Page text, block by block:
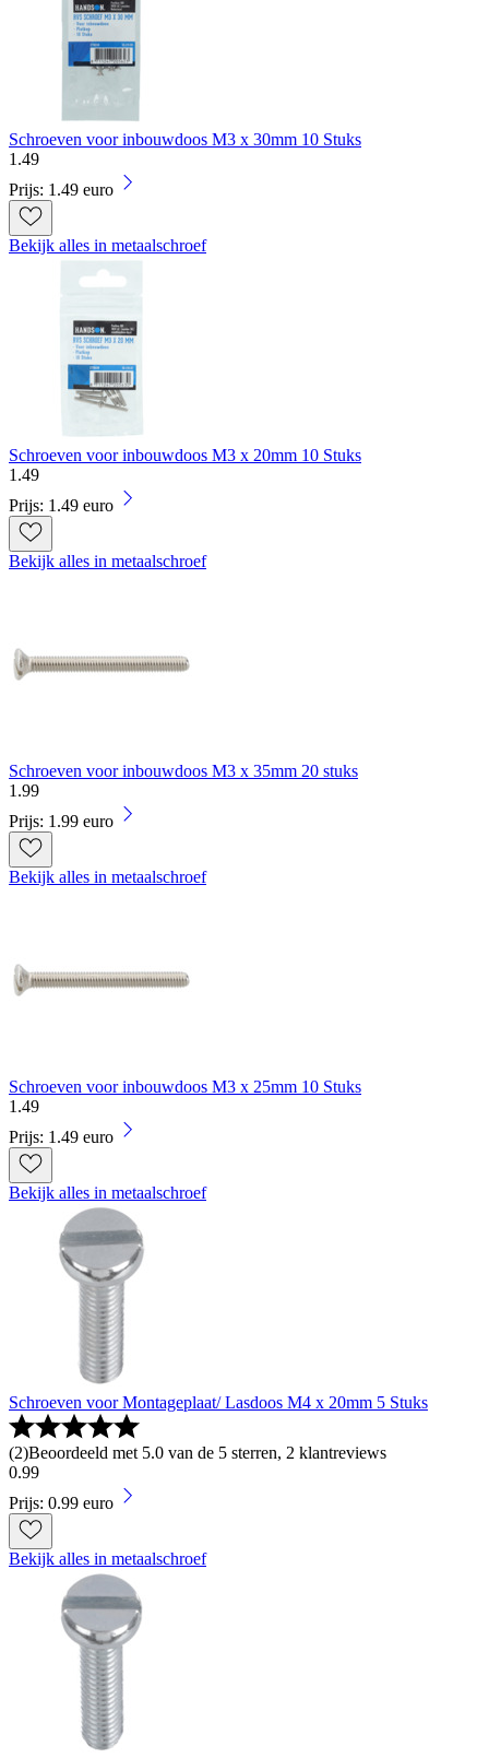
Schroeven voor inbouwdoos M3 x 30mm 10 Stuks
1 .49
Prijs: 1.49 euro
Bekijk alles in metaalschroef
Schroeven voor inbouwdoos M3 x 20mm 10 Stuks
1 .49
Prijs: 1.49 euro
Bekijk alles in metaalschroef
Schroeven voor inbouwdoos M3 x 35mm 20 stuks
1 .99
Prijs: 1.99 euro
Bekijk alles in metaalschroef
Schroeven voor inbouwdoos M3 x 25mm 10 Stuks
1 .49
Prijs: 1.49 euro
Bekijk alles in metaalschroef
Schroeven voor Montageplaat/ Lasdoos M4 x 20mm 5 Stuks
(2)Beoordeeld met 5.0 van de 5 sterren, 2 klantreviews
0.99
Prijs: 0.99 euro
Bekijk alles in metaalschroef